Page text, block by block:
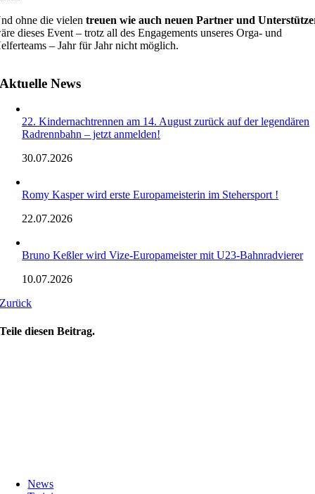
ohne die vielentreuen wie auch neuen Partner und
dieses Event – trotz all des Engagements unseres Orga‑ und
– Jahr für Jahr nicht möglich.
Aktuelle News
22. Kindernachtrennen am 14. August zurück auf der legendären
Radrennbahn – jetzt anmelden!
30.07.2026
Romy Kasper wird erste Europameisterin im Stehersport !
22.07.2026
Bruno Keßler wird Vize-Europameister mit U23-Bahnradvierer
10.07.2026
Zurück
Teile diesen Beitrag.
News